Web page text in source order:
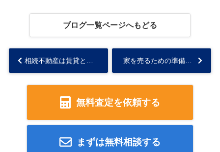
ブログ一覧ページへもどる
無料査定を依頼する
まずは無料相談する